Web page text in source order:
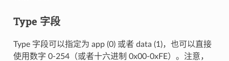
Type 字段
Type 字段可以指定为 app (0) 或者 data (1)，也可以直接
使用数字 0-254（或者十六进制 0x00-0xFE）。注意，